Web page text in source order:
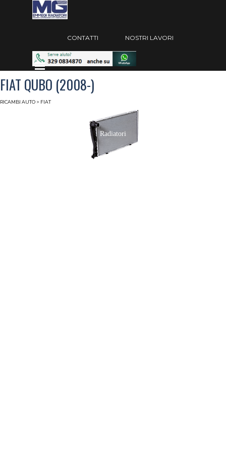
Vai ai contenuti
Salta menù
CONTATTI NOSTRI LAVORI
Salta menù
FIAT QUBO (2008-)
RICAMBI AUTO > FIAT
Radiatori